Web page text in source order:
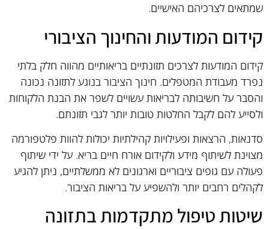
שמתאים לצרכיהם האישיים.
קידום המודעות והחינוך הציבורי
קידום המודעות לצרכים תזונתיים בריאותיים מהווה חלק בלתי
נפרד מעבודת המטפלים. חינוך הציבור בנוגע לתזונה נכונה
והסבר על חשיבותה לבריאות עשויים לשפר את הבנת הלקוחות
ולסייע להם לקבל החלטות טובות יותר לגבי תזונתם.
סדנאות, הרצאות ופעילויות קהילתיות יכולות להוות פלטפורמה
מצוינת לשיתוף מידע ולקידום אורח חיים בריא. על ידי שיתוף
פעולה עם גופים ציבוריים וארגונים לא ממשלתיים, ניתן להגיע
לקהלים רחבים יותר ולהשפיע על בריאות הציבור.
שיטות טיפול מתקדמות בתזונה